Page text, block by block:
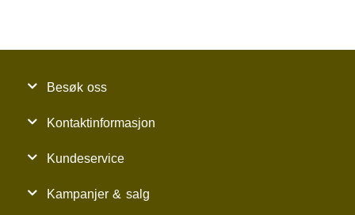
Besøk oss
Kontaktinformasjon
Kundeservice
Kampanjer & salg